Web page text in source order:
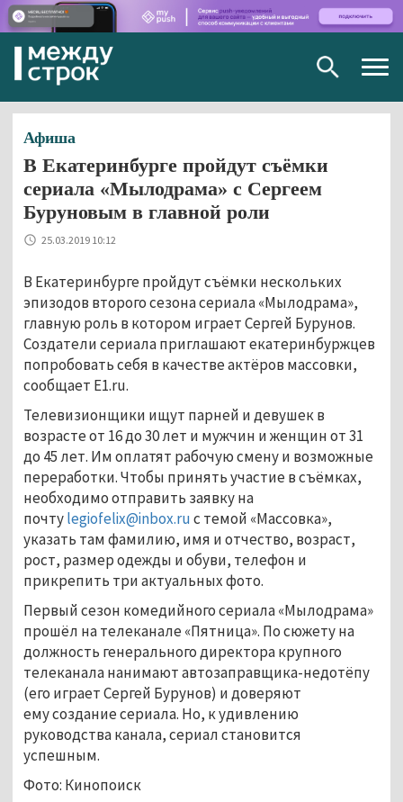
Афиша
В Екатеринбурге пройдут съёмки
сериала «Мылодрама» с Сергеем
Буруновым в главной роли
25.03.2019 10:12
В Екатеринбурге пройдут съёмки нескольких
эпизодов второго сезона сериала «Мылодрама»,
главную роль в котором играет Сергей Бурунов.
Создатели сериала приглашают екатеринбуржцев
попробовать себя в качестве актёров массовки,
сообщает Е1.ru.
Телевизионщики ищут парней и девушек в
возрасте от 16 до 30 лет и мужчин и женщин от 31
до 45 лет. Им оплатят рабочую смену и возможные
переработки. Чтобы принять участие в съёмках,
необходимо отправить заявку на
почтуlegiofelix@inbox.ruс темой «Массовка»,
указать там фамилию, имя и отчество, возраст,
рост, размер одежды и обуви, телефон и
прикрепить три актуальных фото.
Первый сезон комедийного сериала «Мылодрама»
прошёл на телеканале «Пятница». По сюжету на
должность генерального директора крупного
телеканала нанимают автозаправщика-недотёпу
(его играет Сергей Бурунов) и доверяют
ему создание сериала. Но, к удивлению
руководства канала, сериал становится
успешным.
Фото: Кинопоиск